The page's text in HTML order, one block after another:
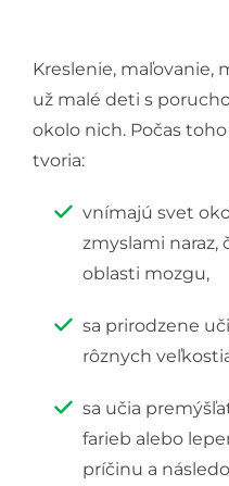
Kreslenie, maľovanie,
už malé deti s
okolo nich. Počas
tvoria:
vnímajú svet
zmyslami naraz,
oblasti mozgu,
sa prirodzene
rôznych
sa učia
farieb alebo
príčinu a